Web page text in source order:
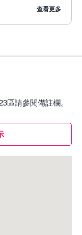
查看更多
區請參閱備註欄。